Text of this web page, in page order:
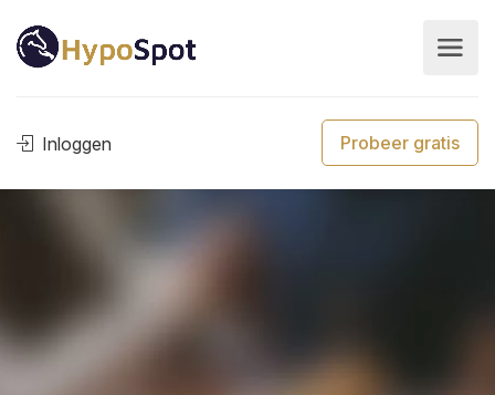
Inloggen Probeer gratis